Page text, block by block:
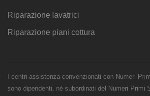
Riparazione lavatrici
Riparazione piani cottura
I centri assistenza convenzionati con Numeri
sono dipendenti, né subordinati del Numeri Primi